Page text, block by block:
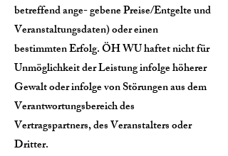
betreffend ange- gebene Preise/Entgelte und
Veranstaltungsdaten) oder einen
bestimmten Erfolg. ÖH WU haftet nicht für
Unmöglichkeit der Leistung infolge höherer
Gewalt oder infolge von Störungen aus dem
Verantwortungsbereich des
Vertragspartners, des Veranstalters oder
Dritter.